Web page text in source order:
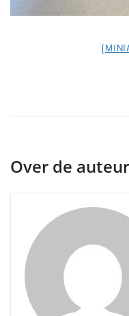
Over de auteur